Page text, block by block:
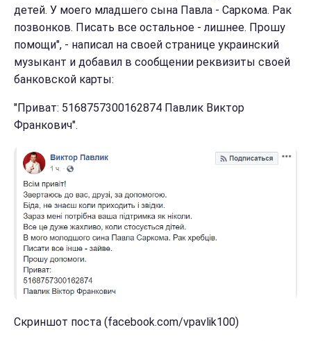
детей. У моего младшего сына Павла - Саркома. Рак
позвонков. Писать все остальное - лишнее. Прошу
помощи", - написал на своей странице украинский
музыкант и добавил в сообщении реквизиты своей
банковской карты:
"Приват: 5168757300162874 Павлик Виктор
Франкович".
Скриншот поста (facebook.com/vpavlik100)